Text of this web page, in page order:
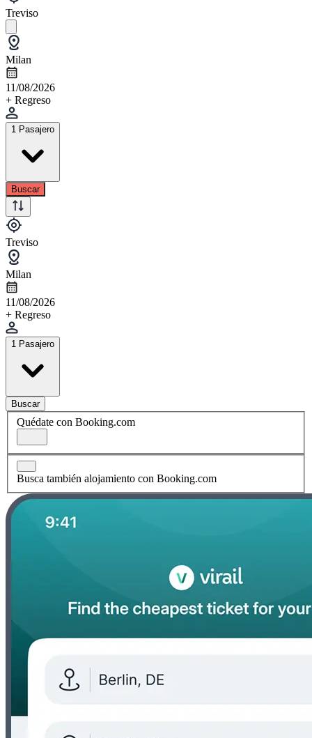
Treviso
Milan
11/08/2026
+ Regreso
1 Pasajero
Buscar
Treviso
Milan
11/08/2026
+ Regreso
1 Pasajero
Buscar
Quédate con Booking.com
Busca también alojamiento con Booking.com